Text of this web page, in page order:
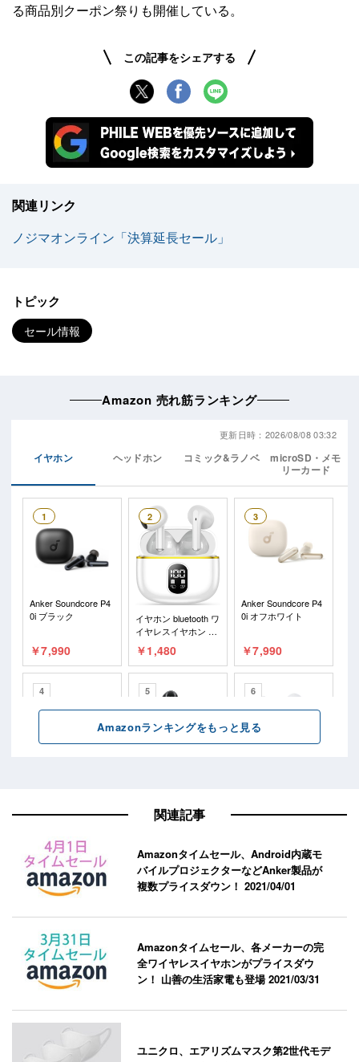
る商品別クーポン祭りも開催している。
この記事をシェアする
関連リンク
ノジマオンライン「決算延長セール」
トピック
セール情報
関連記事
Amazonタイムセール、Android内蔵モ
バイルプロジェクターなどAnker製品が
複数プライスダウン！2021/04/01
Amazonタイムセール、各メーカーの完
全ワイヤレスイヤホンがプライスダウ
ン！ 山善の生活家電も登場2021/03/31
ユニクロ、エアリズムマスク第2世代モデ